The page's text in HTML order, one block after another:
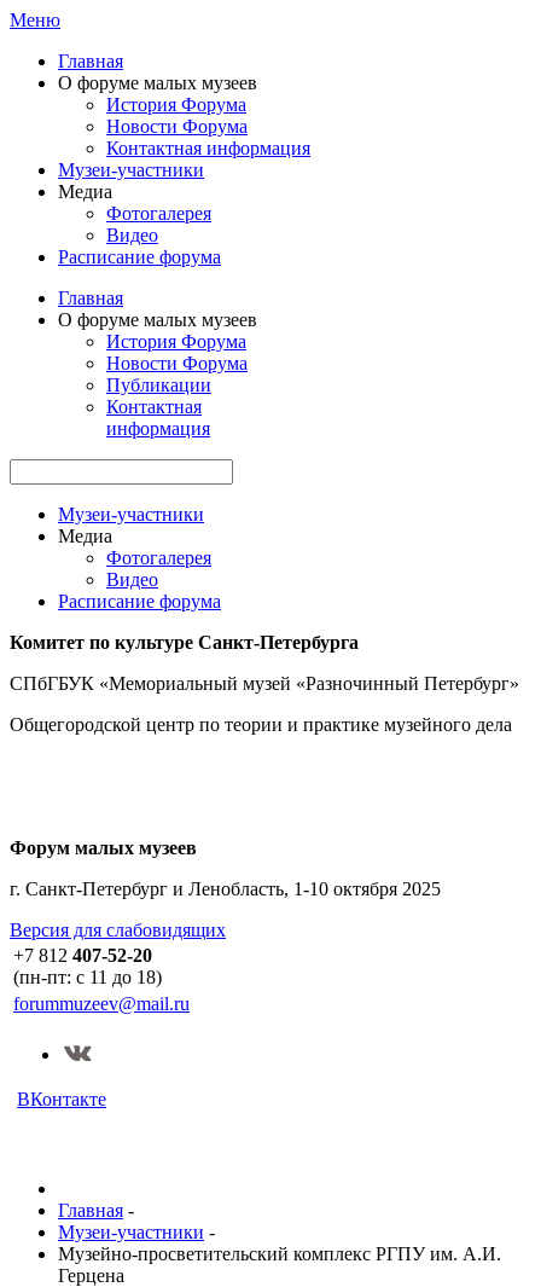
Меню
Главная
О форуме малых музеев
История Форума
Новости Форума
Контактная информация
Музеи-участники
Медиа
Фотогалерея
Видео
Расписание форума
Главная
О форуме малых музеев
История Форума
Новости Форума
Публикации
Контактная
информация
Музеи-участники
Медиа
Фотогалерея
Видео
Расписание форума
Комитет по культуре Санкт-Петербурга
СПбГБУК «Мемориальный музей «Разночинный Петербург»
Общегородской центр по теории и практике музейного дела
Форум малых музеев
г. Санкт-Петербург и Ленобласть, 1-10 октября 2025
Версия для слабовидящих
+7 812 407-52-20
(пн-пт: с 11 до 18)
forummuzeev@mail.ru
ВКонтакте
Главная -
Музеи-участники -
Музейно-просветительский комплекс РГПУ им. А.И.
Герцена